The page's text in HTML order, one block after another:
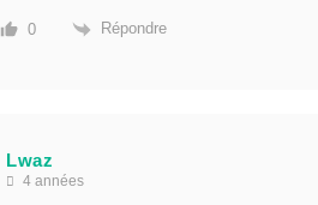
0 Répondre
Lwaz
4 années